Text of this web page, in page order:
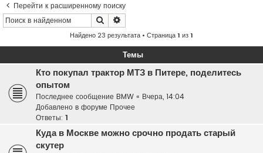
Перейти к расширенному поиску
Поиск
Найдено 23 результата • Страница1 из1
Темы
Кто покупал трактор МТЗ в Питере, поделитесь
опытом
Последнее сообщение BMW « Вчера, 14:04
Добавлено в форуме Прочее
Ответы: 1
Куда в Москве можно срочно продать старый
скутер